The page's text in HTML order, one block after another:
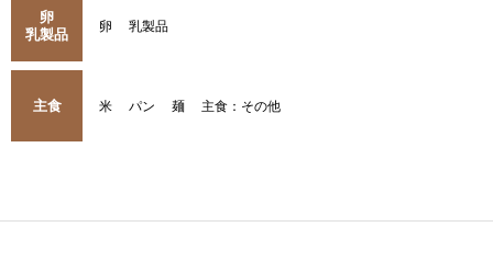
卵
乳製品
卵 乳製品
主食 米 パン 麺 主食：その他